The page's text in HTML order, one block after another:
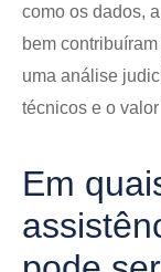
como os dados,
bem
uma análise
técnicos e o
Em